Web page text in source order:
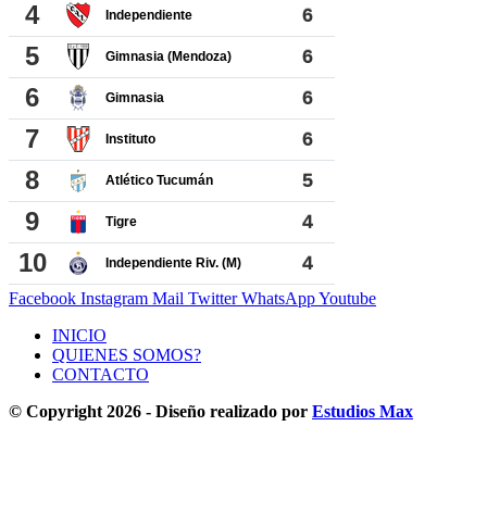
Facebook Instagram Mail Twitter WhatsAppYoutube
INICIO
QUIENES SOMOS?
CONTACTO
© Copyright 2026 - Diseño realizado por Estudios Max